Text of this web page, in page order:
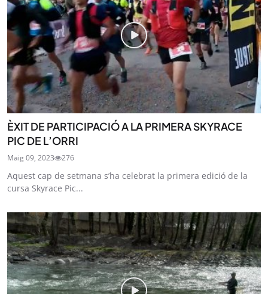
ÈXIT DE PARTICIPACIÓ A LA PRIMERA SKYRACE
PIC DE L’ORRI
Maig 09, 2023 276
Aquest cap de setmana s’ha celebrat la primera edició de la
cursa Skyrace Pic...